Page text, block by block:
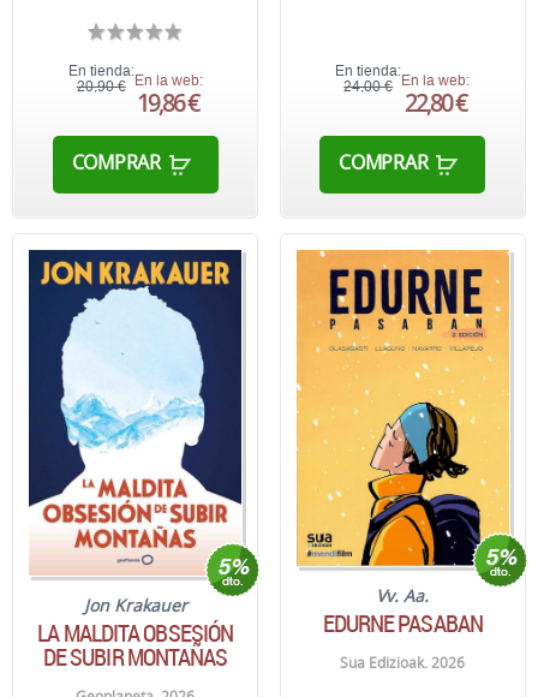
En tienda:
20,90 € En la web:
19,86 €
COMPRAR
En tienda:
24,00 € En la web:
22,80 €
COMPRAR
Jon Krakauer
LA MALDITA OBSESIÓN
DE SUBIR MONTAÑAS
Vv. Aa.
EDURNE PASABAN
Sua Edizioak. 2026